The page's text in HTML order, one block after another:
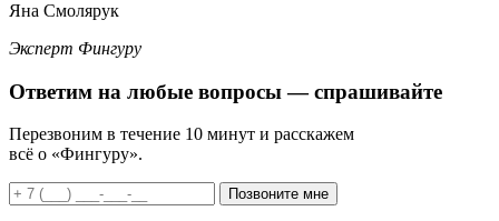
Яна Смолярук
Эксперт Фингуру
Ответим на любые вопросы— спрашивайте
Перезвоним в течение 10 минут и расскажем
всё о «Фингуру».
Позвоните мне